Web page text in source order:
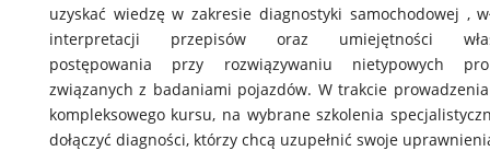
uzyskać wiedzę w zakresie diagnostyki samochodowej ,
interpretacji przepisów oraz umiejętności
postępowania przy rozwiązywaniu nietypowych
związanych z badaniami pojazdów. W trakcie
kompleksowego kursu, na wybrane szkolenia
dołączyć diagności, którzy chcą uzupełnić swoje